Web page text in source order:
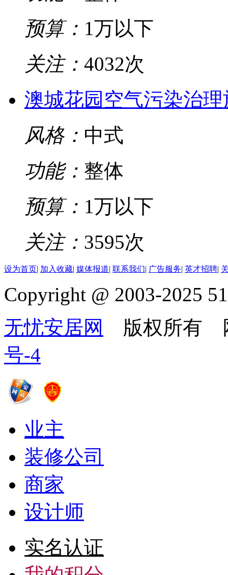
预算： 1万以下
关注： 4032次
澳城花园空气污染治理
风格： 中式
功能： 整体
预算： 1万以下
关注： 3595次
设为首页| 加入收藏| 媒体报道| 联系我们| 广告服务| 英才招聘|
Copyright @ 2003-2025
无忧安居网
版权所有
号-4
业主
装修公司
商家
设计师
实名认证